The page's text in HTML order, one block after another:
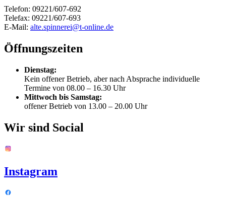
Telefon: 09221/607-692
Telefax: 09221/607-693
E-Mail: alte.spinnerei@t-online.de
Öffnungszeiten
Dienstag:
Kein offener Betrieb, aber nach Absprache individuelle
Termine von 08.00 – 16.30 Uhr
Mittwoch bis Samstag:
offener Betrieb von 13.00 – 20.00 Uhr
Wir sind Social
Instagram